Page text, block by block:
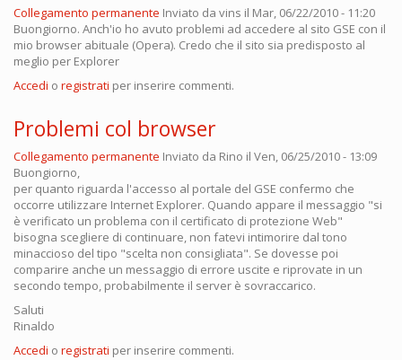
Collegamento permanente Inviato da vins il Mar, 06/22/2010 - 11:20
Buongiorno. Anch'io ho avuto problemi ad accedere al sito GSE con il
mio browser abituale (Opera). Credo che il sito sia predisposto al
meglio per Explorer
Accedi o registrati per inserire commenti.
Problemi col browser
Collegamento permanente Inviato da Rino il Ven, 06/25/2010 - 13:09
Buongiorno,
per quanto riguarda l'accesso al portale del GSE confermo che
occorre utilizzare Internet Explorer. Quando appare il messaggio "si
è verificato un problema con il certificato di protezione Web"
bisogna scegliere di continuare, non fatevi intimorire dal tono
minaccioso del tipo "scelta non consigliata". Se dovesse poi
comparire anche un messaggio di errore uscite e riprovate in un
secondo tempo, probabilmente il server è sovraccarico.
Saluti
Rinaldo
Accedi o registrati per inserire commenti.